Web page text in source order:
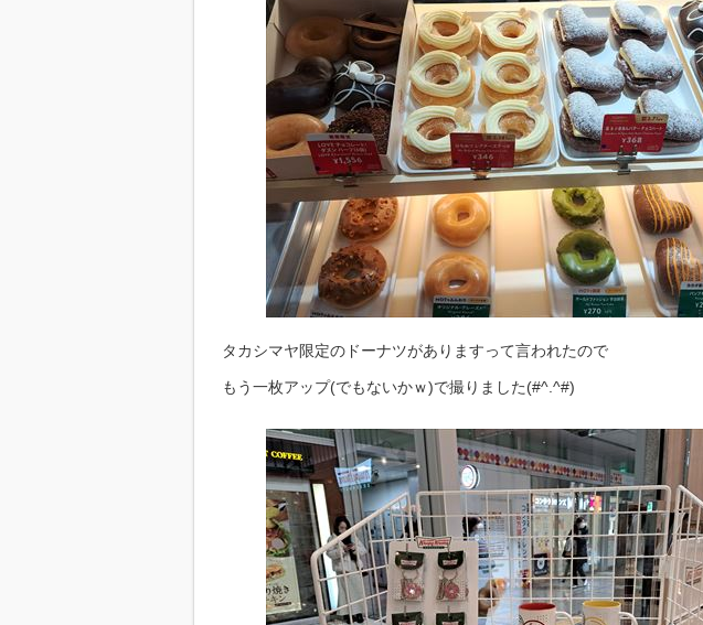
タカシマヤ限定のドーナツがありますって言われたので
もう一枚アップ(でもないかｗ)で撮りました(#^.^#)